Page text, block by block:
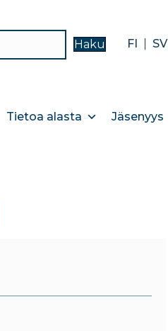
Haku FI SV
Tietoa alasta Jäsenyys